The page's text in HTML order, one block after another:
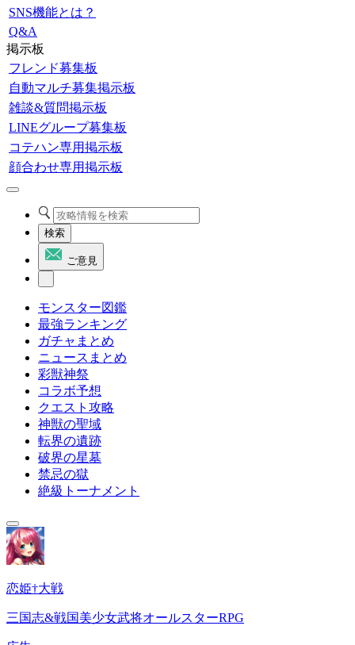
SNS機能とは？
Q&A
掲示板
フレンド募集板
自動マルチ募集掲示板
雑談&質問掲示板
LINEグループ募集板
コテハン専用掲示板
顔合わせ専用掲示板
検索
ご意見
モンスター図鑑
最強ランキング
ガチャまとめ
ニュースまとめ
彩獣神祭
コラボ予想
クエスト攻略
神獣の聖域
転界の遺跡
破界の星墓
禁忌の獄
絶級トーナメント
恋姫†大戦
三国志&戦国美少女武将オールスターRPG